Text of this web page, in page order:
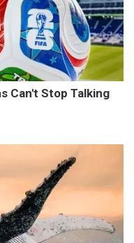
Can't Stop Talking